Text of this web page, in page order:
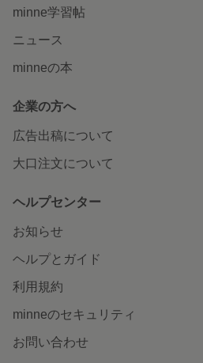
minne学習帖
ニュース
minneの本
企業の方へ
広告出稿について
大口注文について
ヘルプセンター
お知らせ
ヘルプとガイド
利用規約
minneのセキュリティ
お問い合わせ